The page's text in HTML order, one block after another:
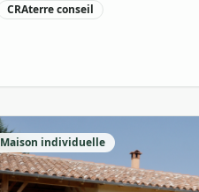
CRAterre conseil
Maison individuelle